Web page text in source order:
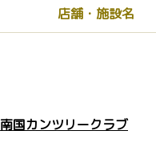
店舗・施設名
南国カンツリークラブ